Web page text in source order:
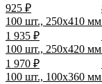
925 ₽
100 шт., 250х410 мм
1 935 ₽
100 шт., 250х420 мм
1 970 ₽
100 шт., 100х360 мм